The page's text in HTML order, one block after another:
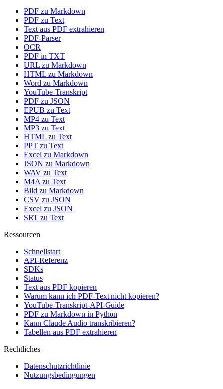
PDF zu Markdown
PDF zu Text
Text aus PDF extrahieren
PDF-Parser
OCR
PDF in TXT
URL zu Markdown
HTML zu Markdown
Word zu Markdown
YouTube-Transkript
PDF zu JSON
EPUB zu Text
MP4 zu Text
MP3 zu Text
HTML zu Text
PPT zu Text
Excel zu Markdown
JSON zu Markdown
WAV zu Text
M4A zu Text
Bild zu Markdown
CSV zu JSON
Excel zu JSON
SRT zu Text
Ressourcen
Schnellstart
API-Referenz
SDKs
Status
Text aus PDF kopieren
Warum kann ich PDF-Text nicht kopieren?
YouTube-Transkript-API-Guide
PDF zu Markdown in Python
Kann Claude Audio transkribieren?
Tabellen aus PDF extrahieren
Rechtliches
Datenschutzrichtlinie
Nutzungsbedingungen